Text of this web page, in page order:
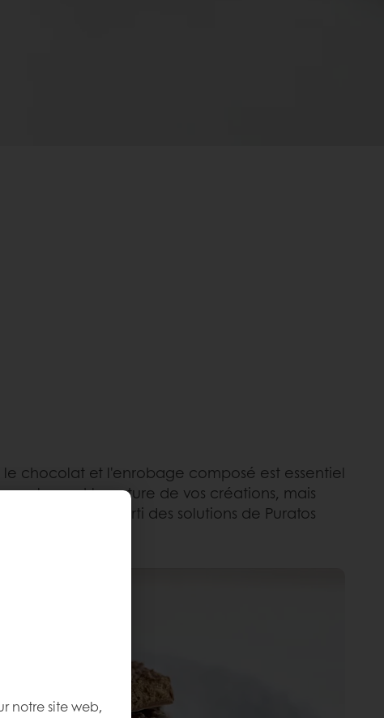
chocolat et l'enrobage composé est essentiel
seulement la nature de vos créations, mais
tirer parti des solutions de Puratos
notre site web,